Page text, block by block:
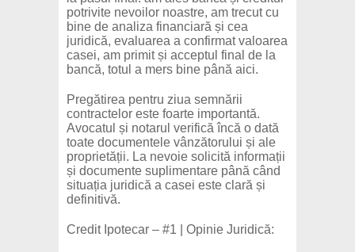
potrivite nevoilor noastre, am trecut cu
bine de analiza financiară și cea
juridică, evaluarea a confirmat valoarea
casei, am primit și acceptul final de la
bancă, totul a mers bine până aici.
Pregătirea pentru ziua semnării
contractelor este foarte importantă.
Avocatul și notarul verifică încă o dată
toate documentele vânzătorului și ale
proprietății. La nevoie solicită informații
și documente suplimentare până când
situația juridică a casei este clară și
definitivă.
Credit Ipotecar – #1 | Opinie Juridică: